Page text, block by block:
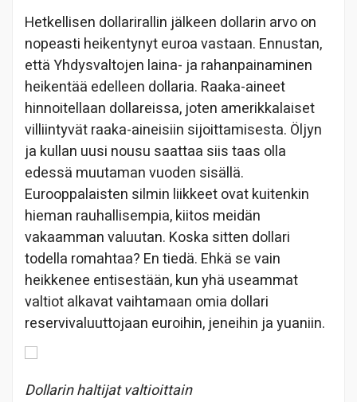
Hetkellisen dollarirallin jälkeen dollarin arvo on
nopeasti heikentynyt euroa vastaan. Ennustan,
että Yhdysvaltojen laina- ja rahanpainaminen
heikentää edelleen dollaria. Raaka-aineet
hinnoitellaan dollareissa, joten amerikkalaiset
villiintyvät raaka-aineisiin sijoittamisesta. Öljyn
ja kullan uusi nousu saattaa siis taas olla
edessä muutaman vuoden sisällä.
Eurooppalaisten silmin liikkeet ovat kuitenkin
hieman rauhallisempia, kiitos meidän
vakaamman valuutan. Koska sitten dollari
todella romahtaa? En tiedä. Ehkä se vain
heikkenee entisestään, kun yhä useammat
valtiot alkavat vaihtamaan omia dollari
reservivaluuttojaan euroihin, jeneihin ja yuaniin.
Dollarin haltijat valtioittain